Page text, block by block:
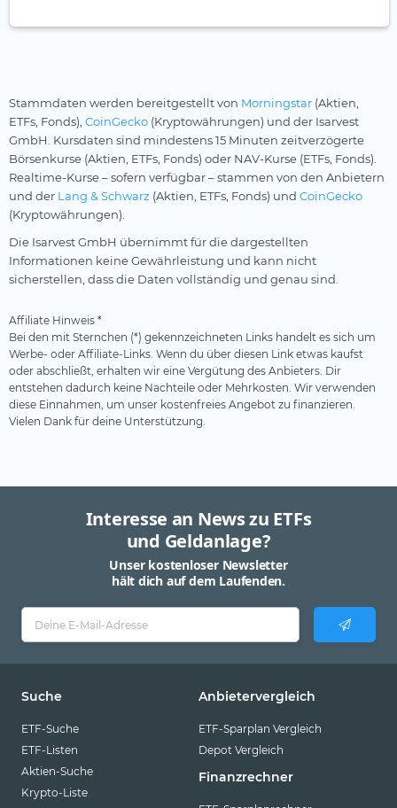
Stammdaten werden bereitgestellt von Morningstar (Aktien,
ETFs, Fonds), CoinGecko (Kryptowährungen) und der Isarvest
GmbH. Kursdaten sind mindestens 15 Minuten zeitverzögerte
Börsenkurse (Aktien, ETFs, Fonds) oder NAV-Kurse (ETFs, Fonds).
Realtime-Kurse – sofern verfügbar – stammen von den Anbietern
und der Lang & Schwarz (Aktien, ETFs, Fonds) und CoinGecko
(Kryptowährungen).
Die Isarvest GmbH übernimmt für die dargestellten
Informationen keine Gewährleistung und kann nicht
sicherstellen, dass die Daten vollständig und genau sind.
Affiliate Hinweis *
Bei den mit Sternchen (*) gekennzeichneten Links handelt es sich um
Werbe- oder Affiliate-Links. Wenn du über diesen Link etwas kaufst
oder abschließt, erhalten wir eine Vergütung des Anbieters. Dir
entstehen dadurch keine Nachteile oder Mehrkosten. Wir verwenden
diese Einnahmen, um unser kostenfreies Angebot zu finanzieren.
Vielen Dank für deine Unterstützung.
Interesse an News zu ETFs
und Geldanlage?
Unser kostenloser Newsletter
hält dich auf dem Laufenden.
Suche
ETF-Suche
ETF-Listen
Aktien-Suche
Krypto-Liste
Anbietervergleich
ETF-Sparplan Vergleich
Depot Vergleich
Finanzrechner